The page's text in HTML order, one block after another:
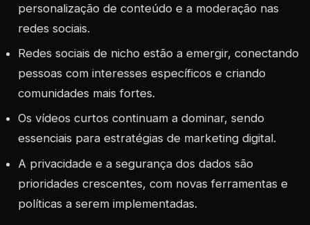
personalização de conteúdo e a moderação nas
redes sociais.
Redes sociais de nicho estão a emergir, conectando
pessoas com interesses específicos e criando
comunidades mais fortes.
Os vídeos curtos continuam a dominar, sendo
essenciais para estratégias de marketing digital.
A privacidade e a segurança dos dados são
prioridades crescentes, com novas ferramentas e
políticas a serem implementadas.